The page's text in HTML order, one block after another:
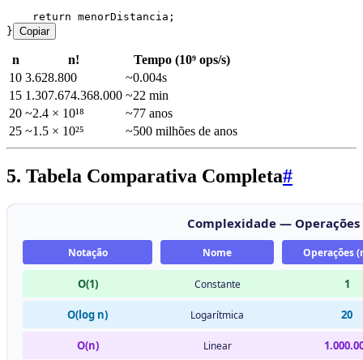
    return
menorDistancia;
} Copiar
n n!
Tempo (10⁹ ops/s)
10 3.628.800
~0.004s
15 1.307.674.368.000 ~22 min
20 ~2.4 × 10¹⁸
~77 anos
25 ~1.5 × 10²⁵ ~500 milhões de anos
5. Tabela Comparativa Completa#